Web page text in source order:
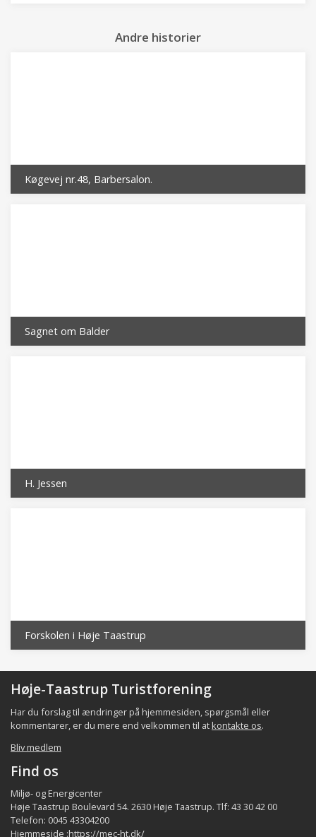
Andre historier
Køgevej nr.48, Barbersalon.
Sagnet om Balder
H. Jessen
Forskolen i Høje Taastrup
Høje-Taastrup Turistforening
Har du forslag til ændringer på hjemmesiden, spørgsmål eller
kommentarer, er du mere end velkommen til at kontakte os.
Bliv medlem
Find os
Miljø- og Energicenter
Høje Taastrup Boulevard 54. 2630 Høje Taastrup. Tlf: 43 30 42 00
Telefon: 0045 43304200
Hjemmeside :https://mec-ht.dk/